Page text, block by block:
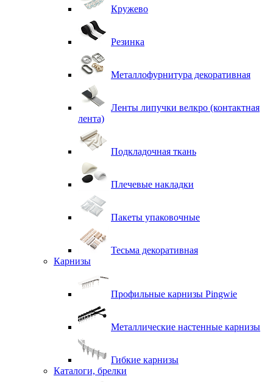
Кружево
Резинка
Металлофурнитура декоративная
Ленты липучки велкро (контактная
лента)
Подкладочная ткань
Плечевые накладки
Пакеты упаковочные
Тесьма декоративная
Карнизы
Профильные карнизы Pingwie
Металлические настенные карнизы
Гибкие карнизы
Каталоги, брелки